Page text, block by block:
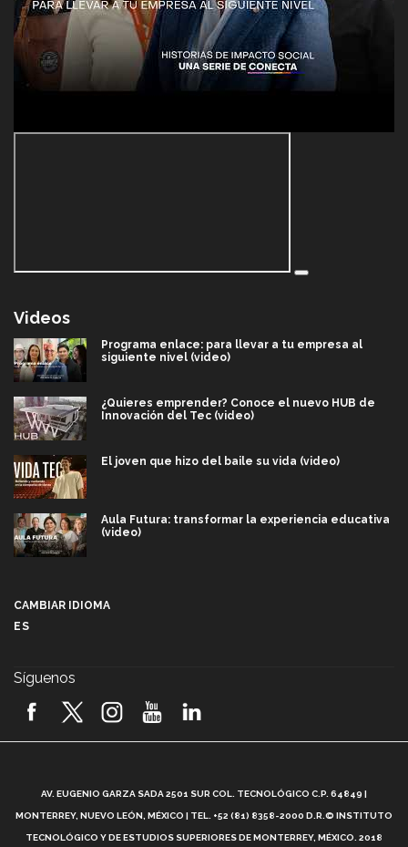
Videos
Programa enlace: para llevar a tu empresa al
siguiente nivel (video)
¿Quieres emprender? Conoce el nuevo HUB de
Innovación del Tec (video)
El joven que hizo del baile su vida (video)
Aula Futura: transformar la experiencia educativa
(video)
2026! (video)
¿Cómo es el Modelo Educativo Tec? (video)
CAMBIAR IDIOMA
ES
Síguenos
AV. EUGENIO GARZA SADA 2501 SUR COL. TECNOLÓGICO C.P. 64849 |
MONTERREY, NUEVO LEÓN, MÉXICO | TEL. +52 (81) 8358-2000 D.R.© INSTITUTO
TECNOLÓGICO Y DE ESTUDIOS SUPERIORES DE MONTERREY, MÉXICO. 2018